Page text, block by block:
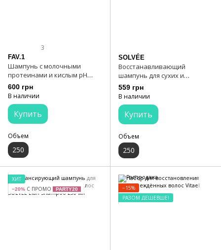
3
FAV.1
Шампунь с молочными
протеинами и кислым pH
FAV.1 MILKY BOOST SHAMPOO
600 грн
В наличии
Купить
Объем
250
SOLVÉE
Восстанавливающий
шампунь для сухих и
поврежденных волос SOLVÉE
Nutrisse Shampoo 250 мл
559 грн
В наличии
Купить
Объем
250
ХИТ
−20% С ПРОМО PARTY20
−15%
РАЗОМ ДЕШЕВШЕ!